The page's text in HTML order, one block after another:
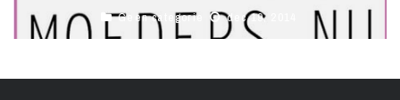
Geen categorie dec 19, 2014